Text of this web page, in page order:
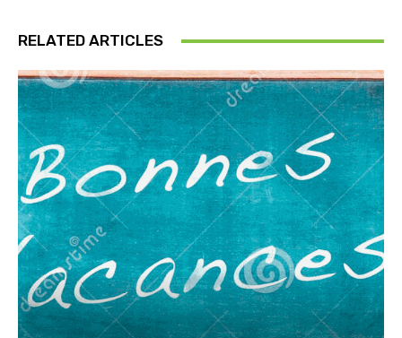
RELATED ARTICLES